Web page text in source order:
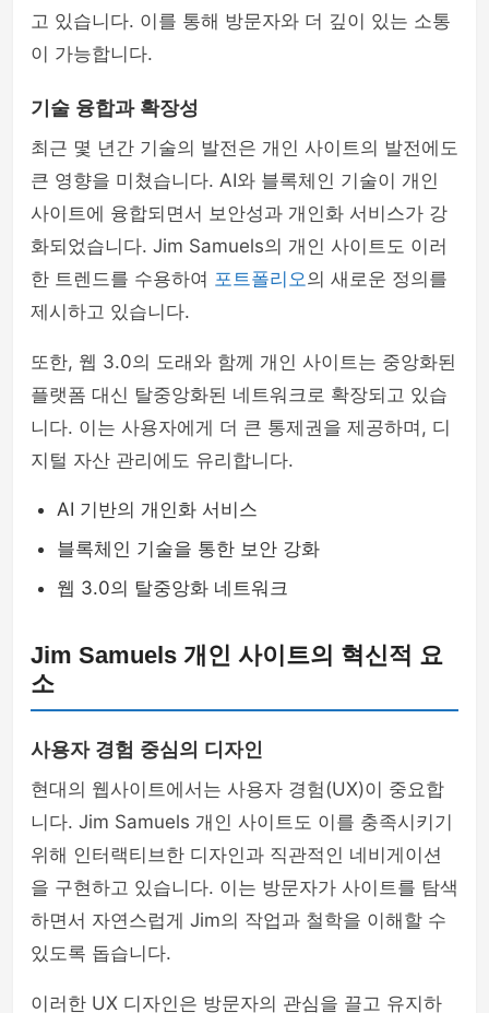
고 있습니다. 이를 통해 방문자와 더 깊이 있는 소통
이 가능합니다.
기술 융합과 확장성
최근 몇 년간 기술의 발전은 개인 사이트의 발전에도
큰 영향을 미쳤습니다. AI와 블록체인 기술이 개인
사이트에 융합되면서 보안성과 개인화 서비스가 강
화되었습니다. Jim Samuels의 개인 사이트도 이러
한 트렌드를 수용하여 포트폴리오의 새로운 정의를
제시하고 있습니다.
또한, 웹 3.0의 도래와 함께 개인 사이트는 중앙화된
플랫폼 대신 탈중앙화된 네트워크로 확장되고 있습
니다. 이는 사용자에게 더 큰 통제권을 제공하며, 디
지털 자산 관리에도 유리합니다.
AI 기반의 개인화 서비스
블록체인 기술을 통한 보안 강화
웹 3.0의 탈중앙화 네트워크
Jim Samuels 개인 사이트의 혁신적 요
소
사용자 경험 중심의 디자인
현대의 웹사이트에서는 사용자 경험(UX)이 중요합
니다. Jim Samuels 개인 사이트도 이를 충족시키기
위해 인터랙티브한 디자인과 직관적인 네비게이션
을 구현하고 있습니다. 이는 방문자가 사이트를 탐색
하면서 자연스럽게 Jim의 작업과 철학을 이해할 수
있도록 돕습니다.
이러한 UX 디자인은 방문자의 관심을 끌고 유지하